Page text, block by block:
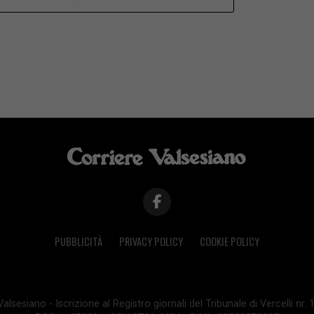
PUBBLICITÀ PRIVACY POLICY COOKIE POLICY
- Iscrizione al Registro giornali del Tribunale di Vercelli nr.